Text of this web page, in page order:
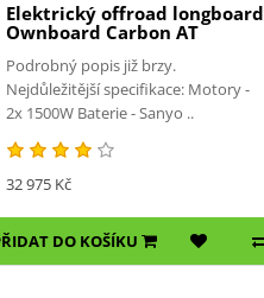
Elektrický offroad longboard
Ownboard Carbon AT
Podrobný popis již brzy.
Nejdůležitější specifikace: Motory -
2x 1500W Baterie - Sanyo ..
32 975 Kč
DO KOŠÍKU